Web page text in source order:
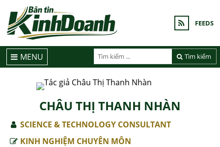
FEEDS
Tìm kiếm
MENU
CHÂU THỊ THANH NHÀN
SCIENCE & TECHNOLOGY CONSULTANT
KINH NGHIỆM CHUYÊN MÔN